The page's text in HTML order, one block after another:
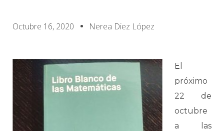
Octubre 16, 2020 Nerea Diez López
El
próximo
22 de
octubre
a las